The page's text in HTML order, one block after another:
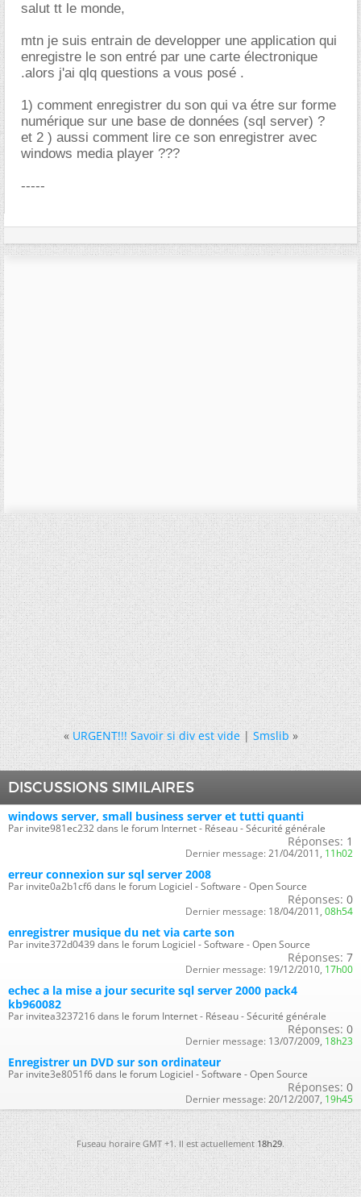
salut tt le monde,
mtn je suis entrain de developper une application qui
enregistre le son entré par une carte électronique
.alors j'ai qlq questions a vous posé .
1) comment enregistrer du son qui va étre sur forme
numérique sur une base de données (sql server) ?
et 2 ) aussi comment lire ce son enregistrer avec
windows media player ???
-----
« URGENT!!! Savoir si div est vide|Smslib »
DISCUSSIONS SIMILAIRES
windows server, small business server et tutti quanti
Par invite981ec232 dans le forum Internet - Réseau - Sécurité générale
Réponses: 1
Dernier message: 21/04/2011, 11h02
erreur connexion sur sql server 2008
Par invite0a2b1cf6 dans le forum Logiciel - Software - Open Source
Réponses: 0
Dernier message: 18/04/2011, 08h54
enregistrer musique du net via carte son
Par invite372d0439 dans le forum Logiciel - Software - Open Source
Réponses: 7
Dernier message: 19/12/2010, 17h00
echec a la mise a jour securite sql server 2000 pack4
kb960082
Par invitea3237216 dans le forum Internet - Réseau - Sécurité générale
Réponses: 0
Dernier message: 13/07/2009, 18h23
Enregistrer un DVD sur son ordinateur
Par invite3e8051f6 dans le forum Logiciel - Software - Open Source
Réponses: 0
Dernier message: 20/12/2007, 19h45
Fuseau horaire GMT +1. Il est actuellement18h29.